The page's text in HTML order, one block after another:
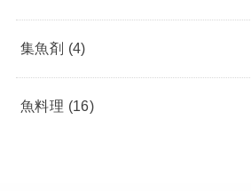
集魚剤 (4)
魚料理 (16)